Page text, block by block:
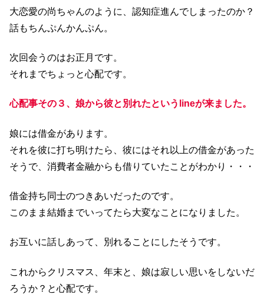
大恋愛の尚ちゃんのように、認知症進んでしまったのか？
話もちんぷんかんぷん。
次回会うのはお正月です。
それまでちょっと心配です。
心配事その３、娘から彼と別れたというlineが来ました。
娘には借金があります。
それを彼に打ち明けたら、彼にはそれ以上の借金があった
そうで、消費者金融からも借りていたことがわかり・・・
借金持ち同士のつきあいだったのです。
このまま結婚までいってたら大変なことになりました。
お互いに話しあって、別れることにしたそうです。
これからクリスマス、年末と、娘は寂しい思いをしないだ
ろうか？と心配です。